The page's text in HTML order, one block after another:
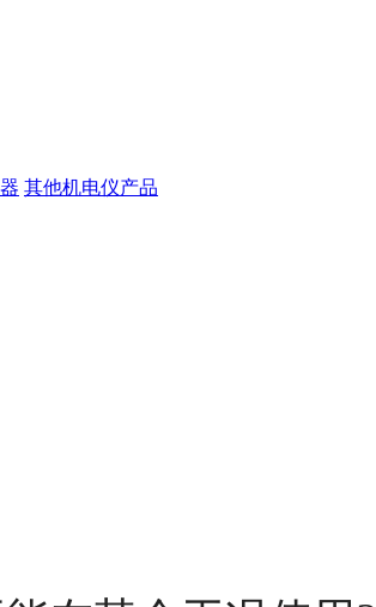
其他机电仪产品